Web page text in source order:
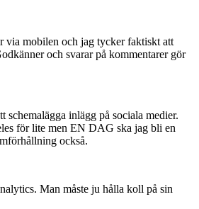
via mobilen och jag tycker faktiskt att
och svarar på kommentarer gör
schemalägga inlägg på sociala medier.
för lite men EN DAG ska jag bli en
också.
Man måste ju hålla koll på sin